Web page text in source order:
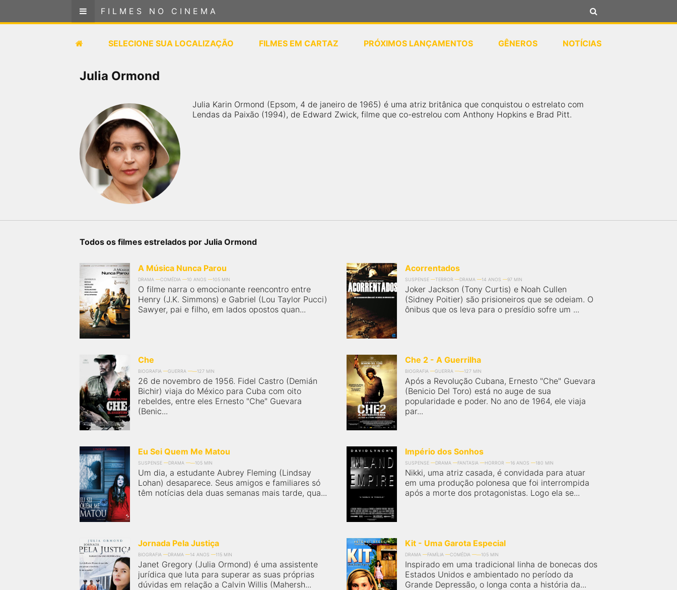
FILMES NO CINEMA
SELECIONE SUA LOCALIZAÇÃO FILMES EM CARTAZ PRÓXIMOS LANÇAMENTOS GÊNEROS NOTÍCIAS
Julia Ormond
Julia Karin Ormond (Epsom, 4 de janeiro de 1965) é uma atriz britânica que conquistou o estrelato com
Lendas da Paixão (1994), de Edward Zwick, filme que co-estrelou com Anthony Hopkins e Brad Pitt.
Todos os filmes estrelados por Julia Ormond
A Música Nunca Parou
DRAMA COMÉDIA 10 ANOS 105 MIN
O filme narra o emocionante reencontro entre
Henry (J.K. Simmons) e Gabriel (Lou Taylor Pucci)
Sawyer, pai e filho, em lados opostos quan...
Acorrentados
SUSPENSE TERROR DRAMA 14 ANOS 97 MIN
Joker Jackson (Tony Curtis) e Noah Cullen
(Sidney Poitier) são prisioneiros que se odeiam. O
ônibus que os leva para o presídio sofre um ...
Che
BIOGRAFIA GUERRA 127 MIN
26 de novembro de 1956. Fidel Castro (Demián
Bichir) viaja do México para Cuba com oito
rebeldes, entre eles Ernesto "Che" Guevara
(Benic...
Che 2 - A Guerrilha
BIOGRAFIA GUERRA 127 MIN
Após a Revolução Cubana, Ernesto "Che" Guevara
(Benicio Del Toro) está no auge de sua
popularidade e poder. No ano de 1964, ele viaja
par...
Eu Sei Quem Me Matou
SUSPENSE DRAMA 105 MIN
Um dia, a estudante Aubrey Fleming (Lindsay
Lohan) desaparece. Seus amigos e familiares só
têm notícias dela duas semanas mais tarde, qua...
Império dos Sonhos
SUSPENSE DRAMA FANTASIA HORROR 16 ANOS 180 MIN
Nikki, uma atriz casada, é convidada para atuar
em uma produção polonesa que foi interrompida
após a morte dos protagonistas. Logo ela se...
Jornada Pela Justiça
BIOGRAFIA DRAMA 14 ANOS 115 MIN
Janet Gregory (Julia Ormond) é uma assistente
jurídica que luta para superar as suas próprias
dúvidas em relação a Calvin Willis (Mahersh...
Kit - Uma Garota Especial
DRAMA FAMÍLIA COMÉDIA 105 MIN
Inspirado em uma tradicional linha de bonecas dos
Estados Unidos e ambientado no período da
Grande Depressão, o longa conta a história da...
FILMES NO CINEMA
SELECIONE SUA LOCALIZAÇÃO
PÁGINA INICIAL
é o maior localizador de
sobre cinemas, horários, assistir aos trailers e muito